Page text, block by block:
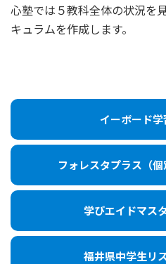
心塾では５教科全体の状況を
キュラムを作成します。
イーボード
フォレスタプラス（個
学びエイドマス
福井県中学生リ